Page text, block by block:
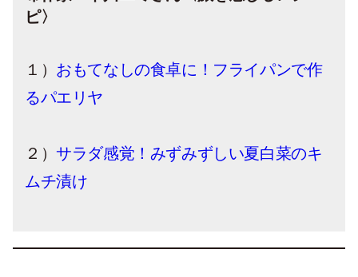
ピ〉
１） おもてなしの食卓に！フライパンで作
るパエリヤ
２） サラダ感覚！みずみずしい夏白菜のキ
ムチ漬け